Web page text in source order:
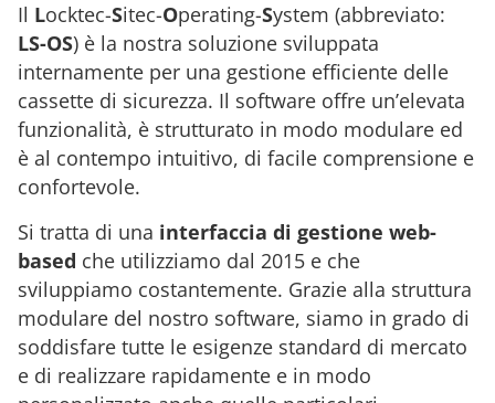
Il Locktec-Sitec-Operating-System (abbreviato:
LS-OS) è la nostra soluzione sviluppata
internamente per una gestione efficiente delle
cassette di sicurezza. Il software offre un’elevata
funzionalità, è strutturato in modo modulare ed
è al contempo intuitivo, di facile comprensione e
confortevole.
Si tratta di una interfaccia di gestione web-
based che utilizziamo dal 2015 e che
sviluppiamo costantemente. Grazie alla struttura
modulare del nostro software, siamo in grado di
soddisfare tutte le esigenze standard di mercato
e di realizzare rapidamente e in modo